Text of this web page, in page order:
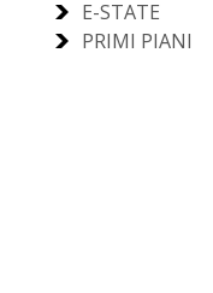
E-STATE
PRIMI PIANI